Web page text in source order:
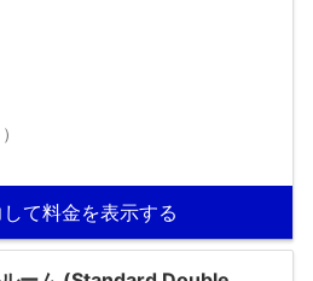
て料金を表示する